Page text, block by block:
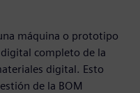
máquina o prototipo
completo de la
digital. Esto
de la BOM